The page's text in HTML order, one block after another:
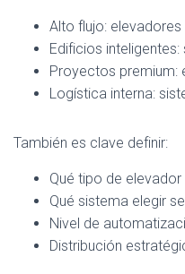
Alto flujo:
Edificios
Proyectos premium:
Logística interna:
También es clave definir:
Qué tipo de
Qué sistema elegir
Nivel de
Distribución